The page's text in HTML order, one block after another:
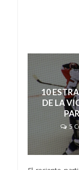
10
DE LA
5